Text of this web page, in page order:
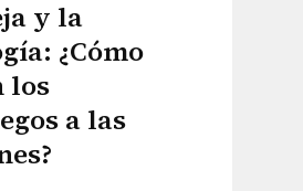
y la
¿Cómo
los
a las